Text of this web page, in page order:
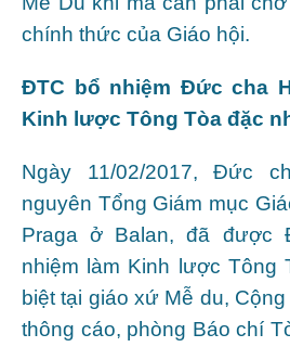
chính thức của Giáo hội.
ĐTC bổ nhiệm Đức cha
Kinh lược Tông Tòa đặc
Ngày 11/02/2017, Đức
nguyên Tổng Giám mục
Praga ở Balan, đã được
nhiệm làm Kinh lược Tông
biệt tại giáo xứ Mễ du,
thông cáo, phòng Báo chí